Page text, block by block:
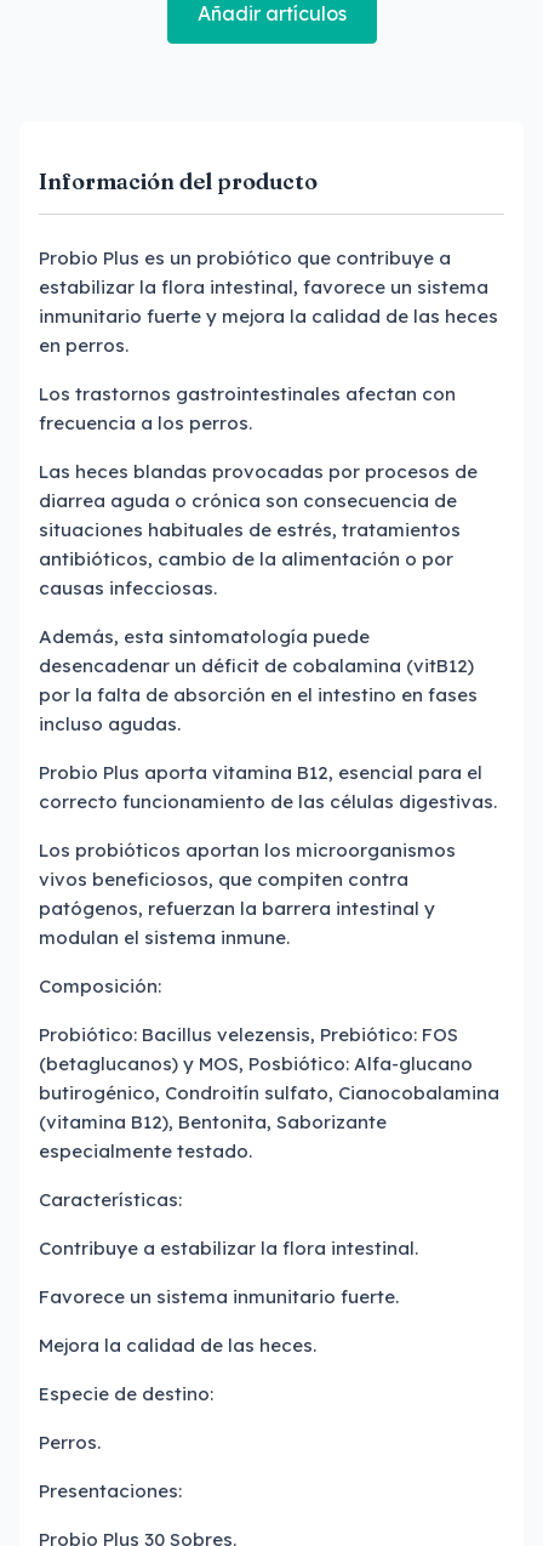
Añadir artículos
Información del producto
Probio Plus es un probiótico que contribuye a
estabilizar la flora intestinal, favorece un sistema
inmunitario fuerte y mejora la calidad de las heces
en perros.
Los trastornos gastrointestinales afectan con
frecuencia a los perros.
Las heces blandas provocadas por procesos de
diarrea aguda o crónica son consecuencia de
situaciones habituales de estrés, tratamientos
antibióticos, cambio de la alimentación o por
causas infecciosas.
Además, esta sintomatología puede
desencadenar un déficit de cobalamina (vitB12)
por la falta de absorción en el intestino en fases
incluso agudas.
Probio Plus aporta vitamina B12, esencial para el
correcto funcionamiento de las células digestivas.
Los probióticos aportan los microorganismos
vivos beneficiosos, que compiten contra
patógenos, refuerzan la barrera intestinal y
modulan el sistema inmune.
Composición:
Probiótico: Bacillus velezensis, Prebiótico: FOS
(betaglucanos) y MOS, Posbiótico: Alfa-glucano
butirogénico, Condroitín sulfato, Cianocobalamina
(vitamina B12), Bentonita, Saborizante
especialmente testado.
Características:
Contribuye a estabilizar la flora intestinal.
Favorece un sistema inmunitario fuerte.
Mejora la calidad de las heces.
Especie de destino:
Perros.
Presentaciones:
Probio Plus 30 Sobres.